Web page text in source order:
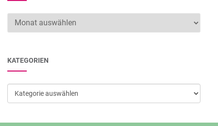
Archiv
KATEGORIEN
Kategorien